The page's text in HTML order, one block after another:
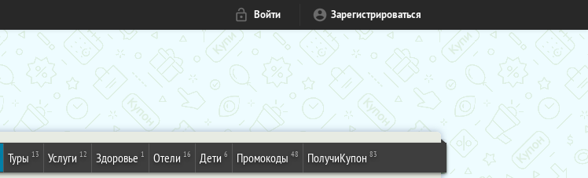
Войти Зарегистрироваться
Туры 13 Услуги 12 Здоровье 1 Отели 16 Дети 6 Промокоды 48 ПолучиКупон 83